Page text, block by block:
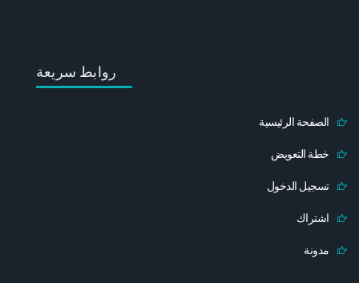
روابط سريعة
الصفحة الرئيسية
خطة التعويض
تسجيل الدخول
اشتراك
مدونة